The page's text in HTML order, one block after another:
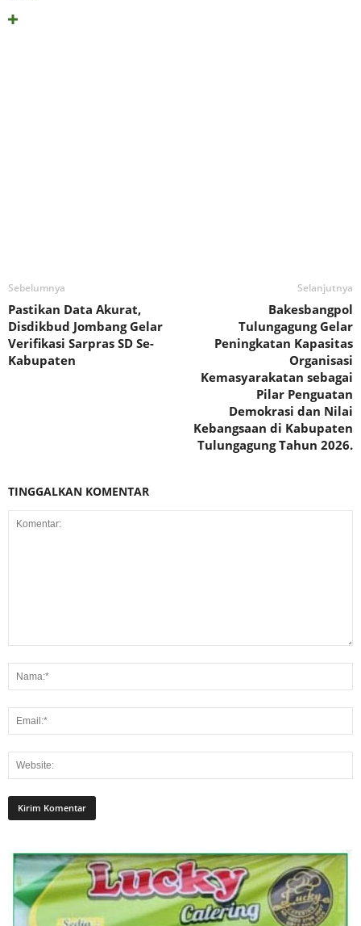
Sebelumnya
Pastikan Data Akurat,
Disdikbud Jombang Gelar
Verifikasi Sarpras SD Se-
Kabupaten
Selanjutnya
Bakesbangpol
Tulungagung Gelar
Peningkatan Kapasitas
Organisasi
Kemasyarakatan sebagai
Pilar Penguatan
Demokrasi dan Nilai
Kebangsaan di Kabupaten
Tulungagung Tahun 2026.
TINGGALKAN KOMENTAR